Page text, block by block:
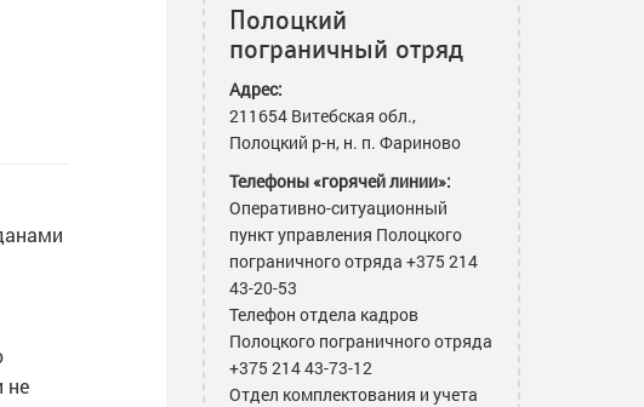
не
Полоцкий
пограничный отряд
Адрес:
211654 Витебская обл.,
Полоцкий р-н, н. п. Фариново
Телефоны «горячей линии»:
Оперативно-ситуационный
пункт управления Полоцкого
пограничного отряда +375 214
43-20-53
Телефон отдела кадров
Полоцкого пограничного отряда
+375 214 43-73-12
Отдел комплектования и учета